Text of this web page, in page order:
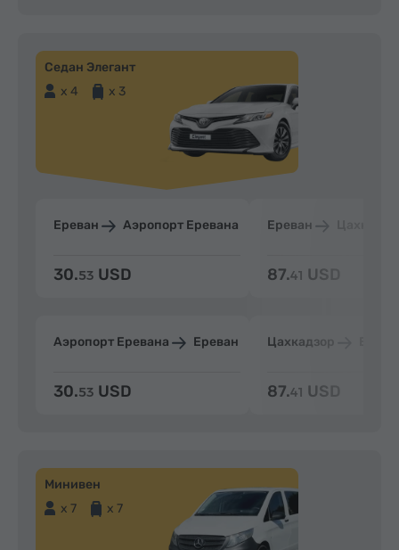
Седан Элегант
x 4
x 3
Ереван Аэропорт Еревана
30.53 USD
Аэропорт Еревана Ереван
30.53 USD
Ереван
87.41 USD
Цахкадзор
87.41 USD
Минивен
x 7
x 7